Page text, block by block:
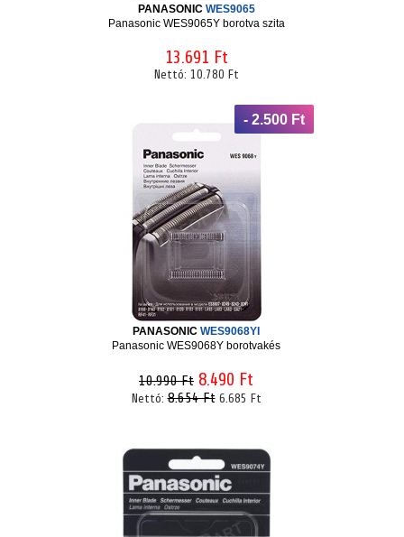
PANASONIC WES9065
Panasonic WES9065Y borotva szita
13.691 Ft
Nettó: 10.780 Ft
- 2.500 Ft
PANASONIC WES9068YI
Panasonic WES9068Y borotvakés
10.990 Ft 8.490 Ft
Nettó:8.654 Ft 6.685 Ft